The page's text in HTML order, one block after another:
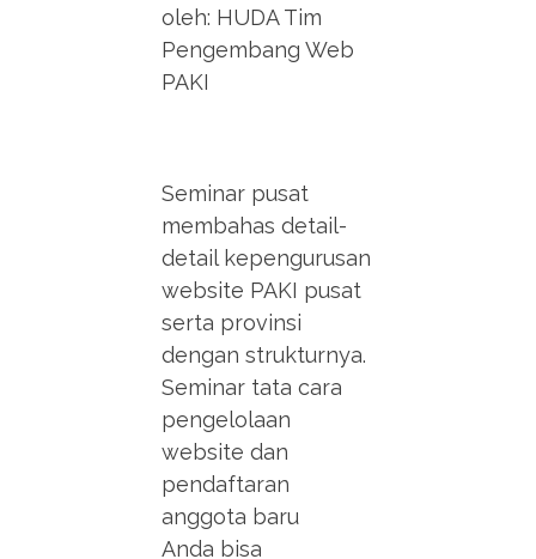
oleh: HUDA Tim
Pengembang Web
PAKI
Seminar pusat
membahas detail-
detail kepengurusan
website PAKI pusat
serta provinsi
dengan strukturnya.
Seminar tata cara
pengelolaan
website dan
pendaftaran
anggota baru
Anda bisa